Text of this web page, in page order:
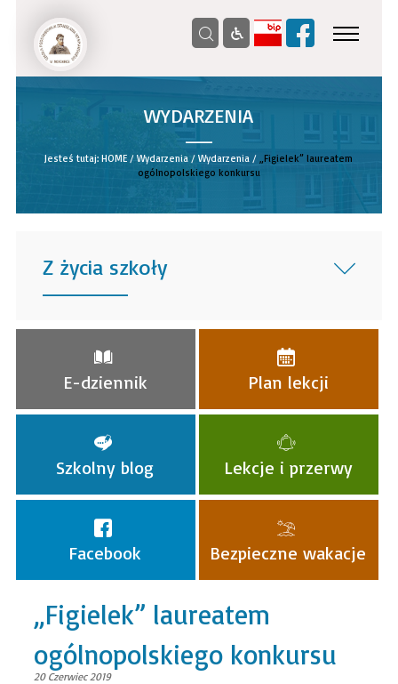
WYDARZENIA
__
Jesteś tutaj:HOME /Wydarzenia /Wydarzenia /„Figielek” laureatem
ogólnopolskiego konkursu
Z życia szkoły
______
E-dziennik Plan lekcji
Szkolny blog Lekcje i przerwy
Facebook Bezpieczne wakacje
„Figielek” laureatem
ogólnopolskiego konkursu
20 Czerwiec 2019